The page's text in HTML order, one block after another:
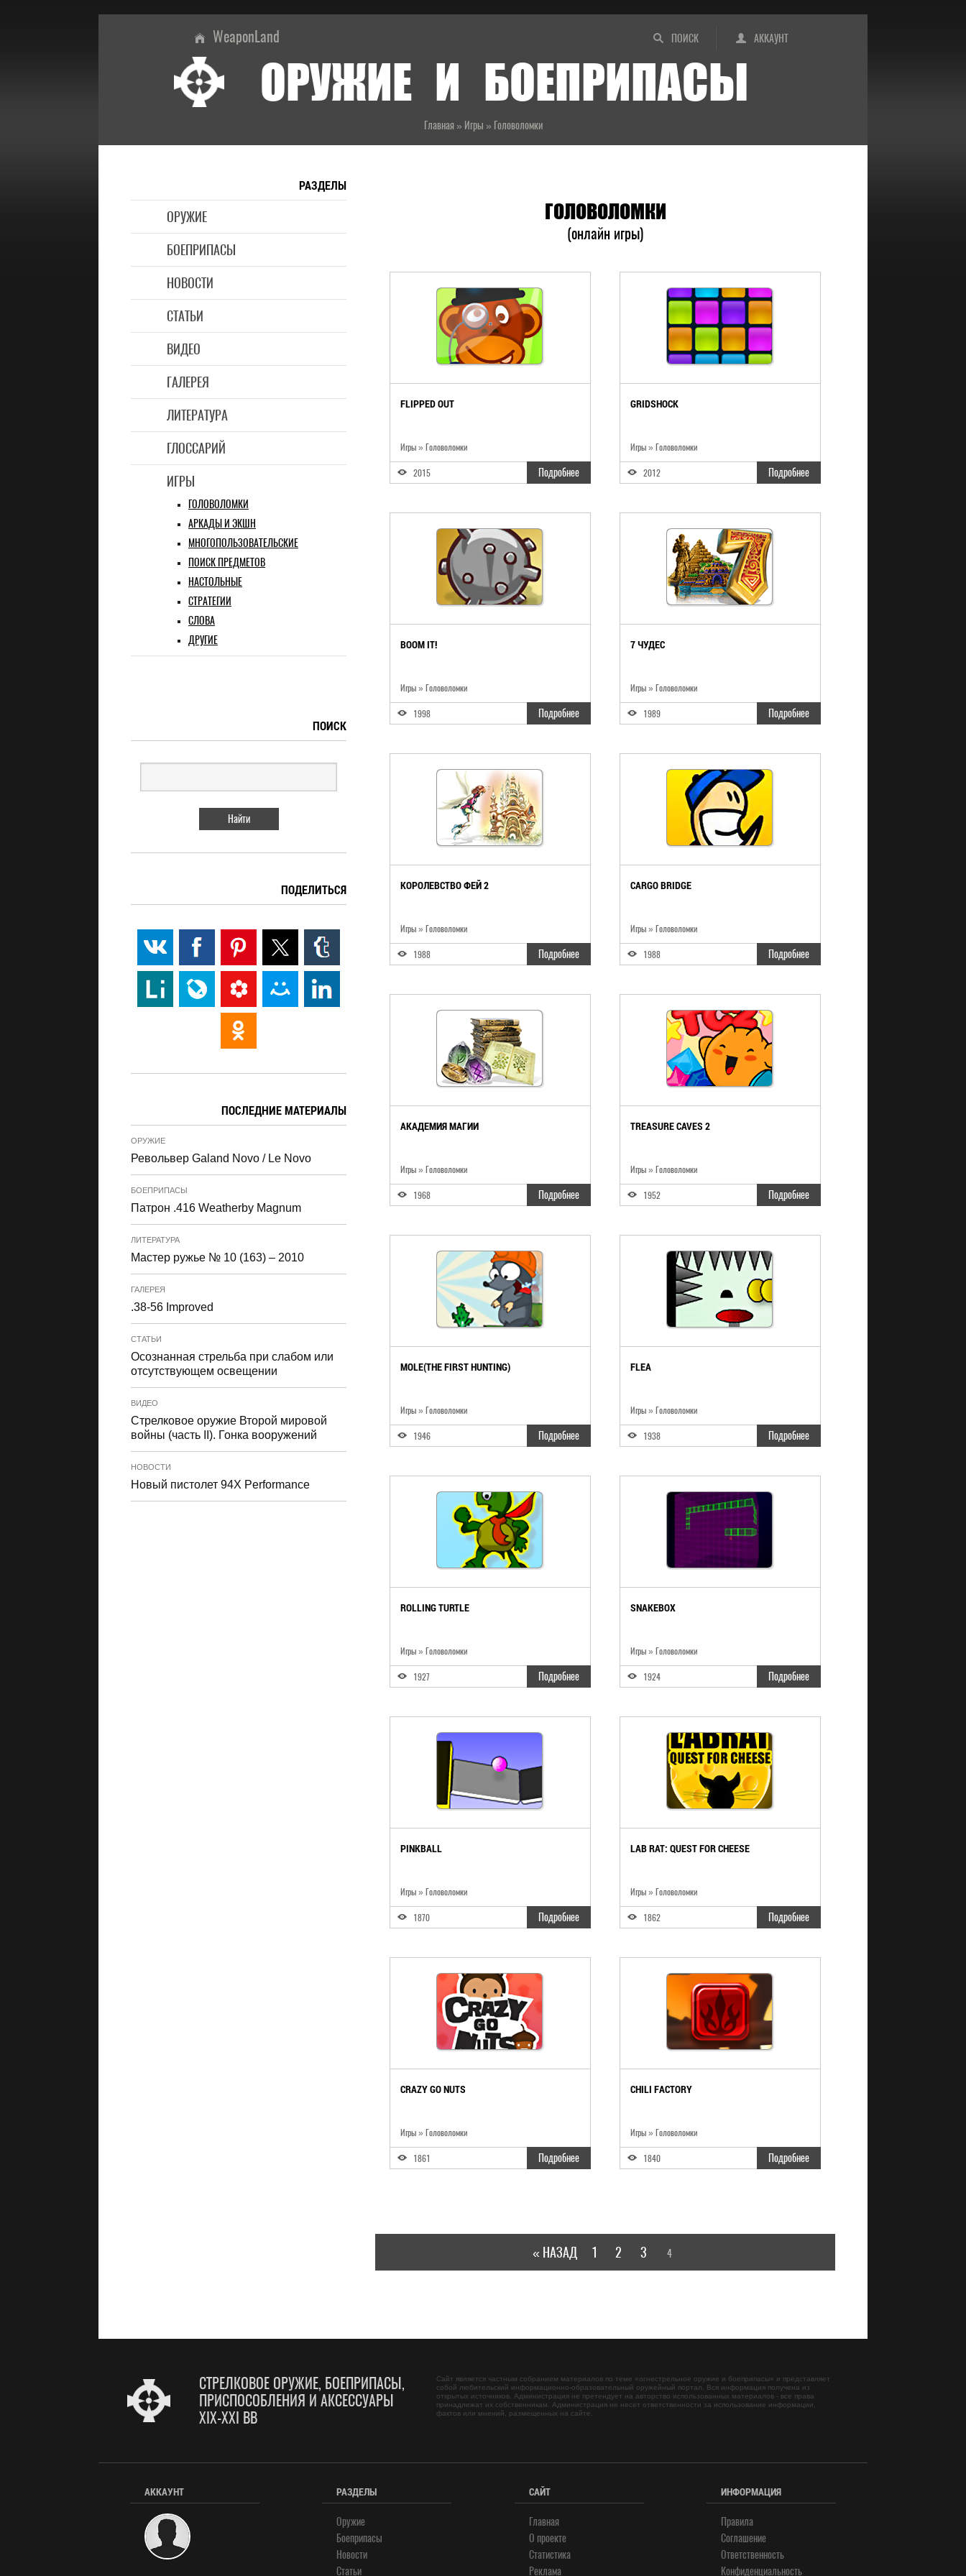
ПОИСК АККАУНТ
WeaponLand
ОРУЖИЕ И БОЕПРИПАСЫ
Главная» Игры » Головоломки
РАЗДЕЛЫ
ОРУЖИЕ
БОЕПРИПАСЫ
НОВОСТИ
СТАТЬИ
ВИДЕО
ГАЛЕРЕЯ
ЛИТЕРАТУРА
ГЛОССАРИЙ
ИГРЫ
ГОЛОВОЛОМКИ
АРКАДЫ И ЭКШН
МНОГОПОЛЬЗОВАТЕЛЬСКИЕ
ПОИСК ПРЕДМЕТОВ
НАСТОЛЬНЫЕ
СТРАТЕГИИ
СЛОВА
ДРУГИЕ
ГОЛОВОЛОМКИ
(онлайн игры)
FLIPPED OUT
Игры » Головоломки
2015 Подробнее
GRIDSHOCK
Игры » Головоломки
2012 Подробнее
BOOM IT!
Игры » Головоломки
1998 Подробнее
7 ЧУДЕС
Игры » Головоломки
1989 Подробнее
КОРОЛЕВСТВО ФЕЙ 2
Игры » Головоломки
1988 Подробнее
CARGO BRIDGE
Игры » Головоломки
1988 Подробнее
АКАДЕМИЯ МАГИИ
Игры » Головоломки
1968 Подробнее
TREASURE CAVES 2
Игры » Головоломки
1952 Подробнее
MOLE(THE FIRST HUNTING)
Игры » Головоломки
1946 Подробнее
FLEA
Игры » Головоломки
1938 Подробнее
ROLLING TURTLE
Игры » Головоломки
1927 Подробнее
SNAKEBOX
Игры » Головоломки
1924 Подробнее
PINKBALL
Игры » Головоломки
1870 Подробнее
LAB RAT: QUEST FOR CHEESE
Игры » Головоломки
1862 Подробнее
CRAZY GO NUTS
Игры » Головоломки
1861 Подробнее
CHILI FACTORY
Игры » Головоломки
1840 Подробнее
« НАЗАД 1 2 3 4
ПОИСК
ПОДЕЛИТЬСЯ
ПОСЛЕДНИЕ МАТЕРИАЛЫ
ОРУЖИЕ
Револьвер Galand Novo / Le Novo
БОЕПРИПАСЫ
Патрон .416 Weatherby Magnum
ЛИТЕРАТУРА
Мастер ружье № 10 (163) – 2010
ГАЛЕРЕЯ
.38-56 Improved
СТАТЬИ
Осознанная стрельба при слабом или
отсутствующем освещении
ВИДЕО
Стрелковое оружие Второй мировой
войны (часть II). Гонка вооружений
НОВОСТИ
Новый пистолет 94X Performance
СТРЕЛКОВОЕ ОРУЖИЕ, БОЕПРИПАСЫ,
ПРИСПОСОБЛЕНИЯ И АКСЕССУАРЫ
XIX-XXI ВВ
Сайт является частным собранием материалов по теме «огнестрельное оружие и боеприпасы » и представляет
собой любительский информационно-образовательный оружейный портал. Вся информация получена из
открытых источников. Администрация не претендует на авторство использованных материалов - все права
принадлежат их собственникам. Администрация не несет ответственности за использование информации,
фактов или мнений, размещенных на сайте.
АККАУНТ РАЗДЕЛЫ
Оружие
Боеприпасы
Новости
Статьи
САЙТ
Главная
О проекте
Статистика
Реклама
ИНФОРМАЦИЯ
Правила
Соглашение
Ответственность
Конфиденциальность